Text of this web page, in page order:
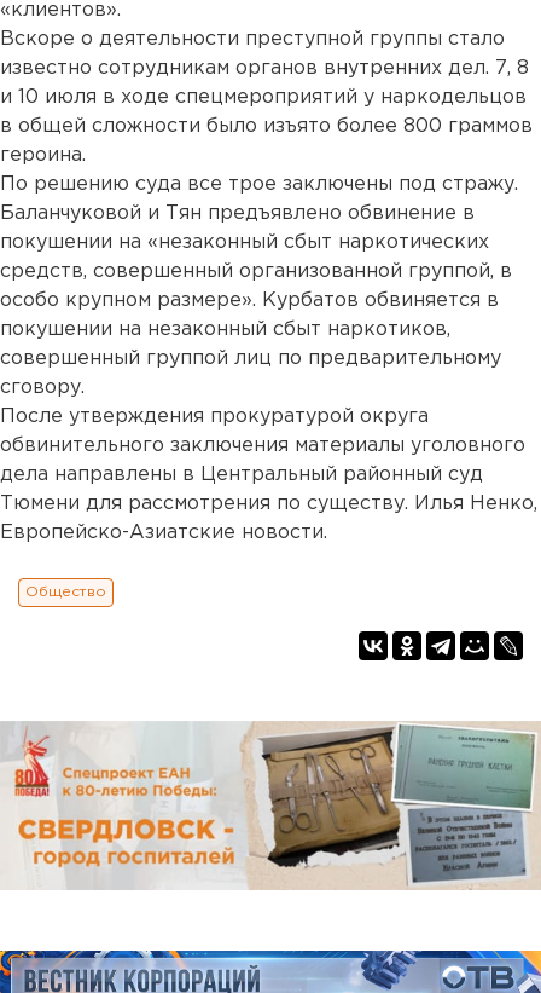
«клиентов».
Вскоре о деятельности преступной группы стало
известно сотрудникам органов внутренних дел. 7, 8
и 10 июля в ходе спецмероприятий у наркодельцов
в общей сложности было изъято более 800 граммов
героина.
По решению суда все трое заключены под стражу.
Баланчуковой и Тян предъявлено обвинение в
покушении на «незаконный сбыт наркотических
средств, совершенный организованной группой, в
особо крупном размере». Курбатов обвиняется в
покушении на незаконный сбыт наркотиков,
совершенный группой лиц по предварительному
сговору.
После утверждения прокуратурой округа
обвинительного заключения материалы уголовного
дела направлены в Центральный районный суд
Тюмени для рассмотрения по существу. Илья Ненко,
Европейско-Азиатские новости.
Общество